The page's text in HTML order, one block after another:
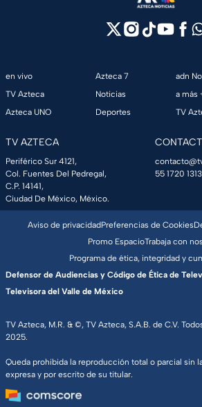
en vivo
TV Azteca
Azteca UNO
Azteca 7
Noticias
Deportes
adn
a más
TV
TV AZTECA
Periférico Sur 4121,
Col. Fuentes Del Pedregal,
C.P. 14141,
Ciudad De México, México.
55 1720 1313
TV Azteca, M.R. & ©, TV Azteca, S.A.B. de C.V.
2025.
Queda prohibida la reproducción total o parcial sin
expresa y por escrito de su titular.
Aviso de privacidadPreferencias de Cookies
Promo EspacioTrabaja con
Programa de ética, integridad y
Defensor de Audiencias y Código de Ética de
Televisora del Valle de México